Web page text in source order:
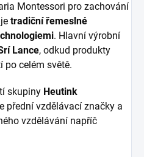
Montessori pro zachování
tradiční řemeslné
. Hlavní výrobní
Lance, odkud produkty
po celém světě.
skupiny Heutink
přední vzdělávací značky a
vzdělávání napříč